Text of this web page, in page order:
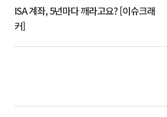
ISA 계좌, 5년마다 깨라고요? [이슈크래
커]